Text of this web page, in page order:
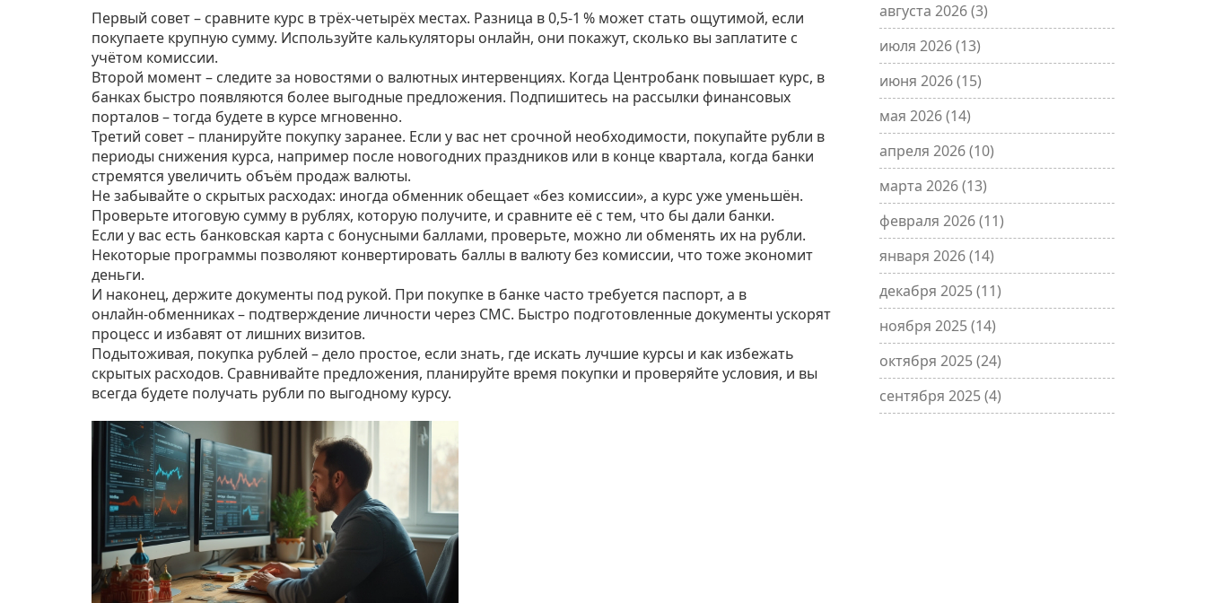
Первый совет – сравните курс в трёх‑четырёх местах. Разница в 0,5‑1 % может стать ощутимой, если
покупаете крупную сумму. Используйте калькуляторы онлайн, они покажут, сколько вы заплатите с
учётом комиссии.
Второй момент – следите за новостями о валютных интервенциях. Когда Центробанк повышает курс, в
банках быстро появляются более выгодные предложения. Подпишитесь на рассылки финансовых
порталов – тогда будете в курсе мгновенно.
Третий совет – планируйте покупку заранее. Если у вас нет срочной необходимости, покупайте рубли в
периоды снижения курса, например после новогодних праздников или в конце квартала, когда банки
стремятся увеличить объём продаж валюты.
Не забывайте о скрытых расходах: иногда обменник обещает «без комиссии», а курс уже уменьшён.
Проверьте итоговую сумму в рублях, которую получите, и сравните её с тем, что бы дали банки.
Если у вас есть банковская карта с бонусными баллами, проверьте, можно ли обменять их на рубли.
Некоторые программы позволяют конвертировать баллы в валюту без комиссии, что тоже экономит
деньги.
И наконец, держите документы под рукой. При покупке в банке часто требуется паспорт, а в
онлайн‑обменниках – подтверждение личности через СМС. Быстро подготовленные документы ускорят
процесс и избавят от лишних визитов.
Подытоживая, покупка рублей – дело простое, если знать, где искать лучшие курсы и как избежать
скрытых расходов. Сравнивайте предложения, планируйте время покупки и проверяйте условия, и вы
всегда будете получать рубли по выгодному курсу.
августа 2026(3)
июля 2026(13)
июня 2026(15)
мая 2026(14)
апреля 2026(10)
марта 2026(13)
февраля 2026(11)
января 2026(14)
декабря 2025(11)
ноября 2025(14)
октября 2025(24)
сентября 2025(4)